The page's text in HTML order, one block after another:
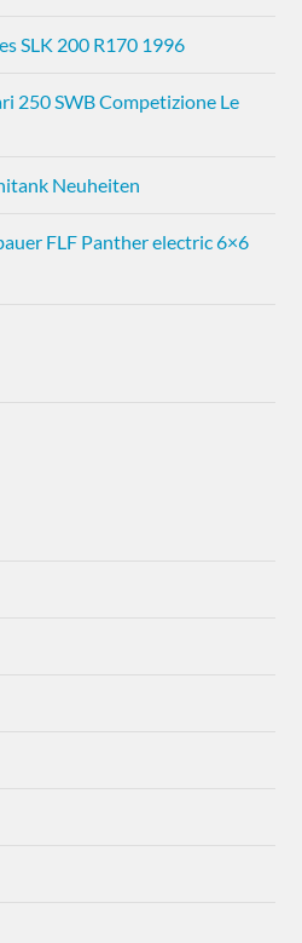
SLK 200 R170 1996
250 SWB Competizione Le
Neuheiten
FLF Panther electric 6×6